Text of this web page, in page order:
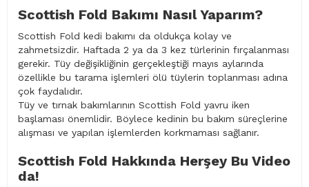
Scottish Fold Bakımı Nasıl Yaparım?
Scottish Fold kedi bakımı da oldukça kolay ve
zahmetsizdir. Haftada 2 ya da 3 kez türlerinin fırçalanması
gerekir. Tüy değişikliğinin gerçekleştiği mayıs aylarında
özellikle bu tarama işlemleri ölü tüylerin toplanması adına
çok faydalıdır.
Tüy ve tırnak bakımlarının Scottish Fold yavru iken
başlaması önemlidir. Böylece kedinin bu bakım süreçlerine
alışması ve yapılan işlemlerden korkmaması sağlanır.
Scottish Fold Hakkında Herşey Bu Video
da!